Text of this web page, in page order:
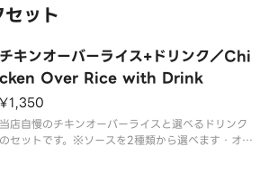
ット
チキンオーバーライス+ドリンク／Chi
cken Over Rice with Drink
¥1,350
当店自慢のチキンオーバーライスと選べるドリンク
のセットです。※ソースを2種類から選べます・オリ